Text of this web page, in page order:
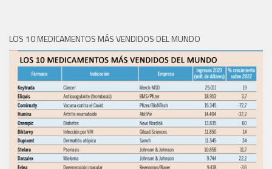
LOS 10 MEDICAMENTOS MÁS VENDIDOS DEL MUNDO